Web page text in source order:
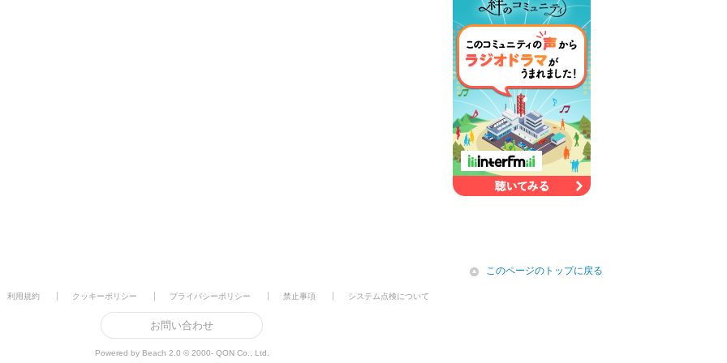
icon
このページのトップに戻る
利用規約 クッキーポリシー プライバシーポリシー 禁止事項 システム点検について
お問い合わせ
Powered by Beach 2.0 © 2000- QON Co., Ltd.